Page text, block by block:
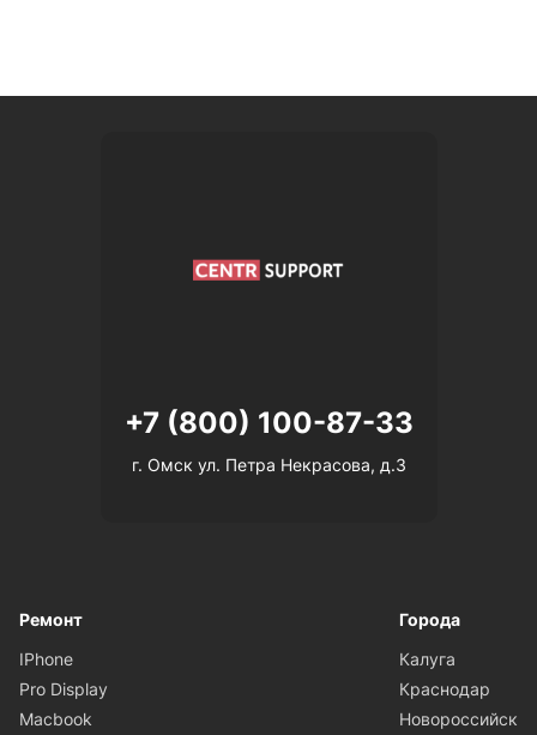
+7 (800) 100-87-33
г. Омск ул. Петра Некрасова, д.3
Ремонт
IPhone
Pro Display
Macbook
Города
Калуга
Краснодар
Новороссийск